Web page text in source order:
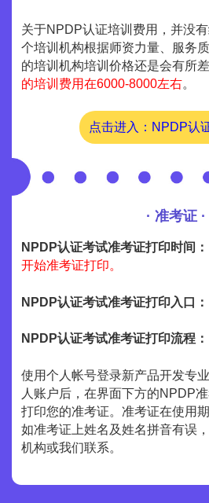
关于NPDP认证培训费用，并没
个培训机构根据师资力量、服务
的培训机构培训价格还是会有所
的培训费用在6000-8000左右。
点击进入：NPDP认
· 准考证 ·
NPDP认证考试准考证打印时间：
开始准考证打印。
NPDP认证考试准考证打印入口：
NPDP认证考试准考证打印流程：
使用个人帐号登录新产品开发专
人账户后，在界面下方的NPDP
打印您的准考证。准考证在使用
如准考证上姓名及姓名拼音有误
机构或我们联系。